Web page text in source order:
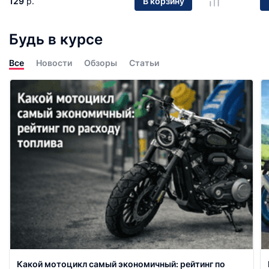
Будь в курсе
Все Новости Обзоры Статьи
Какой мотоцикл самый экономичный: рейтинг по